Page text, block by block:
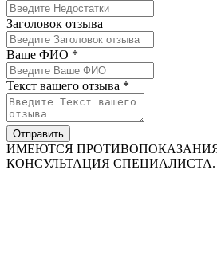
Заголовок отзыва
Ваше ФИО *
Текст вашего отзыва *
Отправить
ИМЕЮТСЯ
КОНСУЛЬТАЦИЯ СПЕЦИАЛИСТА.